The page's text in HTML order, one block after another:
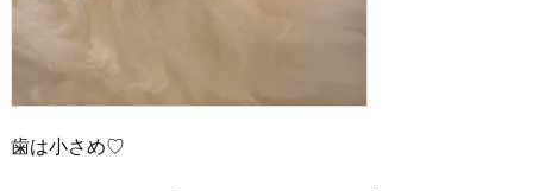
歯は小さめ♡